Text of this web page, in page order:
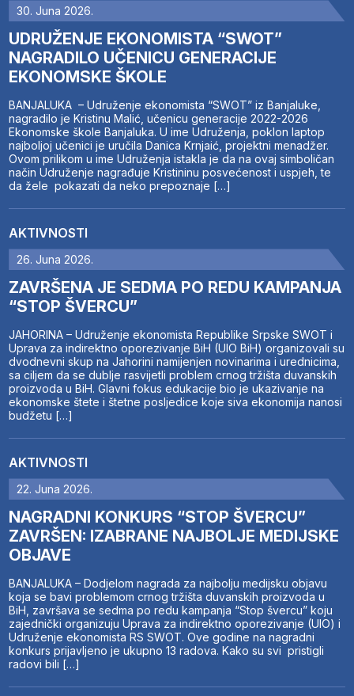
30. Juna 2026.
UDRUŽENJE EKONOMISTA “SWOT”
NAGRADILO UČENICU GENERACIJE
EKONOMSKE ŠKOLE
BANJALUKA – Udruženje ekonomista “SWOT” iz Banjaluke,
nagradilo je Kristinu Malić, učenicu generacije 2022-2026
Ekonomske škole Banjaluka. U ime Udruženja, poklon laptop
najboljoj učenici je uručila Danica Krnjaić, projektni menadžer.
Ovom prilikom u ime Udruženja istakla je da na ovaj simboličan
način Udruženje nagrađuje Kristininu posvećenost i uspjeh, te
da žele pokazati da neko prepoznaje […]
AKTIVNOSTI
26. Juna 2026.
ZAVRŠENA JE SEDMA PO REDU KAMPANJA
“STOP ŠVERCU”
JAHORINA – Udruženje ekonomista Republike Srpske SWOT i
Uprava za indirektno oporezivanje BiH (UIO BiH) organizovali su
dvodnevni skup na Jahorini namijenjen novinarima i urednicima,
sa ciljem da se dublje rasvijetli problem crnog tržišta duvanskih
proizvoda u BiH. Glavni fokus edukacije bio je ukazivanje na
ekonomske štete i štetne posljedice koje siva ekonomija nanosi
budžetu […]
AKTIVNOSTI
22. Juna 2026.
NAGRADNI KONKURS “STOP ŠVERCU”
ZAVRŠEN: IZABRANE NAJBOLJE MEDIJSKE
OBJAVE
BANJALUKA – Dodjelom nagrada za najbolju medijsku objavu
koja se bavi problemom crnog tržišta duvanskih proizvoda u
BiH, završava se sedma po redu kampanja “Stop švercu” koju
zajednički organizuju Uprava za indirektno oporezivanje (UIO) i
Udruženje ekonomista RS SWOT. Ove godine na nagradni
konkurs prijavljeno je ukupno 13 radova. Kako su svi pristigli
radovi bili […]